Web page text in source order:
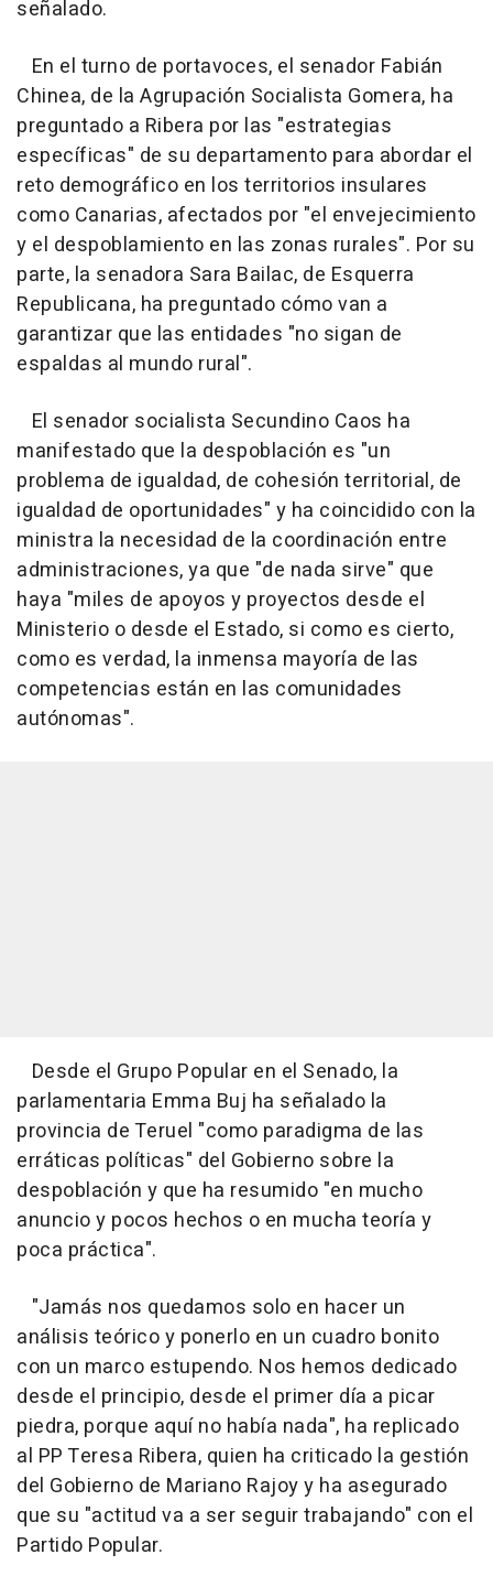
señalado.
En el turno de portavoces, el senador Fabián
Chinea, de la Agrupación Socialista Gomera, ha
preguntado a Ribera por las "estrategias
específicas" de su departamento para abordar el
reto demográfico en los territorios insulares
como Canarias, afectados por "el envejecimiento
y el despoblamiento en las zonas rurales". Por su
parte, la senadora Sara Bailac, de Esquerra
Republicana, ha preguntado cómo van a
garantizar que las entidades "no sigan de
espaldas al mundo rural".
El senador socialista Secundino Caos ha
manifestado que la despoblación es "un
problema de igualdad, de cohesión territorial, de
igualdad de oportunidades" y ha coincidido con la
ministra la necesidad de la coordinación entre
administraciones, ya que "de nada sirve" que
haya "miles de apoyos y proyectos desde el
Ministerio o desde el Estado, si como es cierto,
como es verdad, la inmensa mayoría de las
competencias están en las comunidades
autónomas".
Desde el Grupo Popular en el Senado, la
parlamentaria Emma Buj ha señalado la
provincia de Teruel "como paradigma de las
erráticas políticas" del Gobierno sobre la
despoblación y que ha resumido "en mucho
anuncio y pocos hechos o en mucha teoría y
poca práctica".
"Jamás nos quedamos solo en hacer un
análisis teórico y ponerlo en un cuadro bonito
con un marco estupendo. Nos hemos dedicado
desde el principio, desde el primer día a picar
piedra, porque aquí no había nada", ha replicado
al PP Teresa Ribera, quien ha criticado la gestión
del Gobierno de Mariano Rajoy y ha asegurado
que su "actitud va a ser seguir trabajando" con el
Partido Popular.